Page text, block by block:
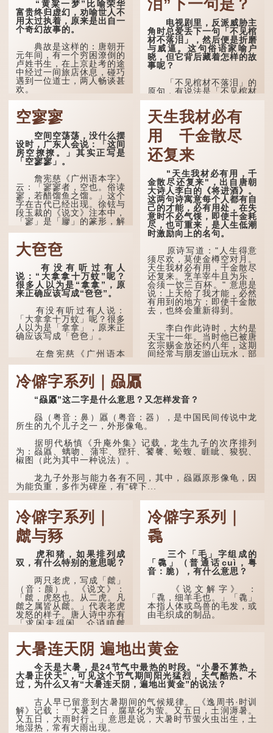
“黄粱一梦”比喻荣华
富贵终归虚幻，劝喻世人不
用太过执着，原来是出自一
个奇幻故事的。
典故是这样的：唐朝开
元年间，有一个穷困潦倒的
卢姓书生，在上京赴考的途
中经过一间旅店休息，碰巧
遇到一位道士，两人畅谈甚
欢。
言谈间，卢姓书生感慨
自己虽贵为读书人，但一直
未能考取功名，仍然贫困，
感到十分落泊。于是，道士
拿出一个青瓷枕头，让卢姓
书生睡一睡，便能满足他希
望得到荣华富贵的愿望。
这时，...
泪”下一句是？
电视剧里，反派威胁主
角时总爱丢下一句「不见棺
材不落泪」，然后便是折磨
与威逼。这句俗语家喻户
晓，但它背后藏着怎样的故
事呢？
「不见棺材不落泪」的
原句，有说法是「不见棺材
不下泪」或「不见亲棺不下
泪」，出自明朝兰陵笑笑生
所著的《金瓶梅词话》第九
十八回。原意是指人未亲眼
见到亲人棺木，便不会真正
感到悲伤；后来引申为比喻
人执迷不悟，不到彻底失
败，便不肯罢休。
许多人对这上半句耳熟
能详，但它其实还有下半句
——「不到黄河心不死」...
空寥寥
空间空荡荡，没什么摆
设时，广东人会说：「这间
房空撩撩。」其实正写是
「空寥寥」。
詹宪慈《广州语本字》
云：「寥寥者，空也。俗读
寥，若醋馏鱼之馏。」这个
字在古代已经出现。徐铉与
段玉裁的《说文》注本中，
「寥」是「廫」的篆形，解
事，以「寥寥安期，虚质高
清」形容空虚无所事事。
唐代《艺文类聚》引晋
孙绰《表哀诗》：「寥寥空
堂，寂寂响户」...
大夿夿
有没有听过有人
说：“大拿拿十万蚊”呢？
很多人以为是“拿拿”，原
来正确应该写成“夿夿”。
有没有听过有人说：
「大拿拿十万蚊」呢？很多
人以为是「拿拿」，原来正
确应该写成「夿夿」。
在詹宪慈《广州语本
大也。俗读夿，若拿……常
语有曰『一个银钱大夿
夿』。」
「夿」形​​容大，「一个
银钱大夿夿」，就形容金钱
数量之大了。 「大夿夿十
万蚊」，就是说十万元是一
笔大数目了。...
天生我材必有
用 千金散尽
还复来
"天生我材必有用，千
金散尽还复来"，出自唐朝
大诗人李白的《将进酒》。
这两句诗寓意每个人都有自
己的才能，必有用处，在失
意时不必气馁，即使千金耗
尽，也可重来，是人生低潮
时激励向上的名句。
原诗写道："人生得意
须尽欢，莫使金樽空对月。
天生我材必有用，千金散尽
还复来。烹羊宰牛且为乐，
会须一饮三百杯。" 意思是
说：上天给了我才能，必然
有用到的地方；即使千金散
去，也终会重新得到。
李白作此诗时，大约是
天宝十一年。当时他已被唐
玄宗赐金放还约八年，这期
间经常与朋友游山玩水，部
冷僻字系列｜赑屭
“赑屭”这二字是什么意思？又怎样发音？
赑（粤音：鼻）屭（粤音：器），是中国民间传说中龙
所生的九个儿子之一，外形像龟。
据明代杨慎《升庵外集》记载，龙生九子的次序排列
为：赑屭、螭吻、蒲牢、狴犴、饕餮、蚣蝮、睚眦、狻猊、
椒图（此为其中一种说法）。
龙九子外形与能力各有不同，其中，赑屭原形像龟，因
为能负重，多作为碑座，有“碑下...
冷僻字系列｜
虤与豩
虎和猪，如果排列成
双，有什么特别的意思呢？
两只老虎，写成「虤」
（音：颜）。 《说文》：
「虤，虎怒也。从二虎。凡
虤之属皆从虤。」代表老虎
发怒的样子。唐人诗中亦有
「求闲未得闲，众诮瞋虤
虤」之句，意思是众人的讥
讽让人怒目而视。
两只猪，则为「豩」
（音：宾）。甲骨文从二
「豕」，象猪相追逐的样
子。 《同文备考》另有一
说「豩，豕乱群。」意指一
群乱...
冷僻字系列｜
毳
三个「毛」字组成的
「毳」（普通话cuì，粤
音：脆），有什么意思？
《说文解字》 ：
「毳，细羊毛也。」「毳」
本指人体或鸟兽的毛发，或
由毛织成的制品。
人体表面，例如手臂等
部位生长的细毛，也叫
「毳」，又叫「寒毛」、
「汗毛」。
医学上，「毳毛」是一
个专有名词。它指人类在儿
童时期长出的一种细小、不
易注意到却又几乎遍布全身
的毛发。毳毛的密度因人而
异，其长度则通常不会...
大暑连天阴 遍地出黄金
今天是大暑，是24节气中最热的时段。“小暑不算热，
大暑正伏天”，可见这个节气期间阳光猛烈，天气酷热。不
过，为什么又有“大暑连天阴，遍地出黄金”的说法？
古人早已留意到大暑期间的气候规律。 《逸周书·时训
解》记载：「大暑之日，腐草化为萤。又五日，土润溽暑。
又五日，大雨时行。」意思是说，大暑时节萤火虫出生，土
地湿热，常有大雨出现。